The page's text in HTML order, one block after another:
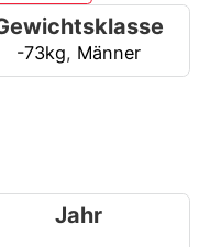
-73kg, Männer
Jahr